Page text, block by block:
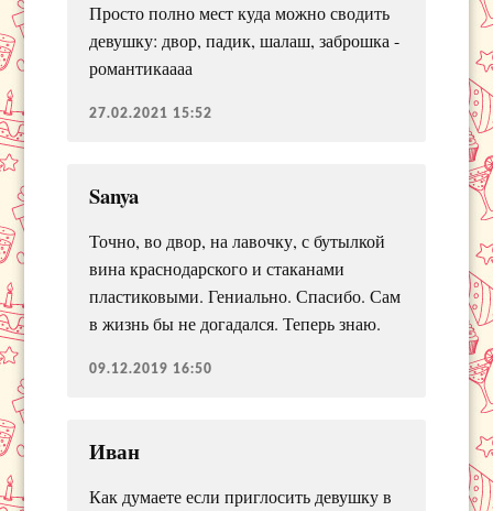
Просто полно мест куда можно сводить
девушку: двор, падик, шалаш, заброшка -
романтикаааа
27.02.2021 15:52
Sanya
Точно, во двор, на лавочку, с бутылкой
вина краснодарского и стаканами
пластиковыми. Гениально. Спасибо. Сам
в жизнь бы не догадался. Теперь знаю.
09.12.2019 16:50
Иван
Как думаете если приглосить девушку в